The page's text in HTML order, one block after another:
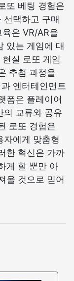
또 베팅 경험은
선택하고 구매
은 VR/AR을
있는 게임에 대
실 로또 게임
추첨 과정을
엔터테인먼트
폼은 플레이어
의 교류와 공유
로또 경험은
자에게 맞춤형
한 혁신은 가까
게 할 뿐만 아
올 것으로 믿어